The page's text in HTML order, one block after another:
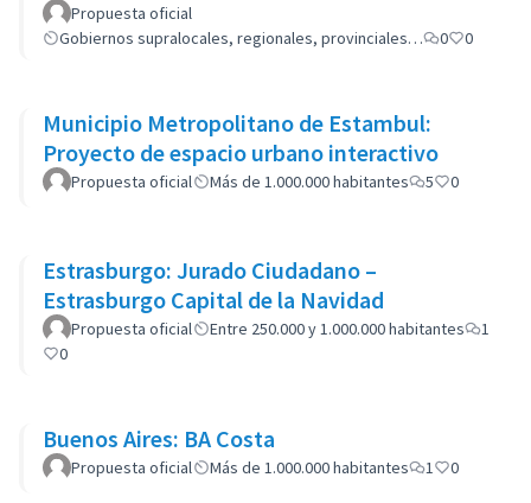
Propuesta oficial
Gobiernos supralocales, regionales, provinciales…
0 0
Municipio Metropolitano de Estambul:
Proyecto de espacio urbano interactivo
Propuesta oficial Más de 1.000.000 habitantes 5 0
Estrasburgo: Jurado Ciudadano –
Estrasburgo Capital de la Navidad
Propuesta oficial Entre 250.000 y 1.000.000 habitantes
1
0
Buenos Aires: BA Costa
Propuesta oficial Más de 1.000.000 habitantes 1 0